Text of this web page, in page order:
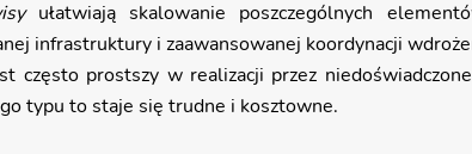
ułatwiają skalowanie poszczególnych
infrastruktury i zaawansowanej koordynacji
często prostszy w realizacji przez
typu to staje się trudne i kosztowne.